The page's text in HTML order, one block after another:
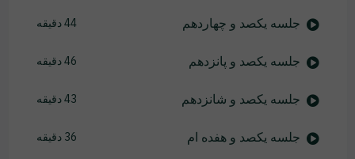
جلسه یکصد و چهاردهم 44 دقیقه
جلسه یکصد و پانزدهم 46 دقیقه
جلسه یکصد و شانزدهم 43 دقیقه
جلسه یکصد و هفده ام 36 دقیقه